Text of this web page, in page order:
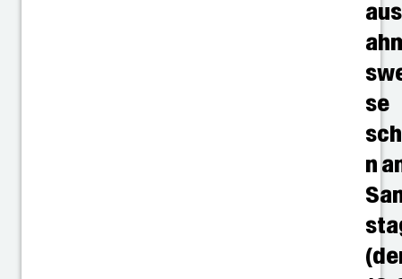
se
n